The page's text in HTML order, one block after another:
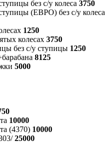
без с/у колеса 3750
(ЕВРО) без с/у колеса
1250
колесах 3750
без с/у ступицы 1250
8125
5000
10000
(4370) 10000
25000